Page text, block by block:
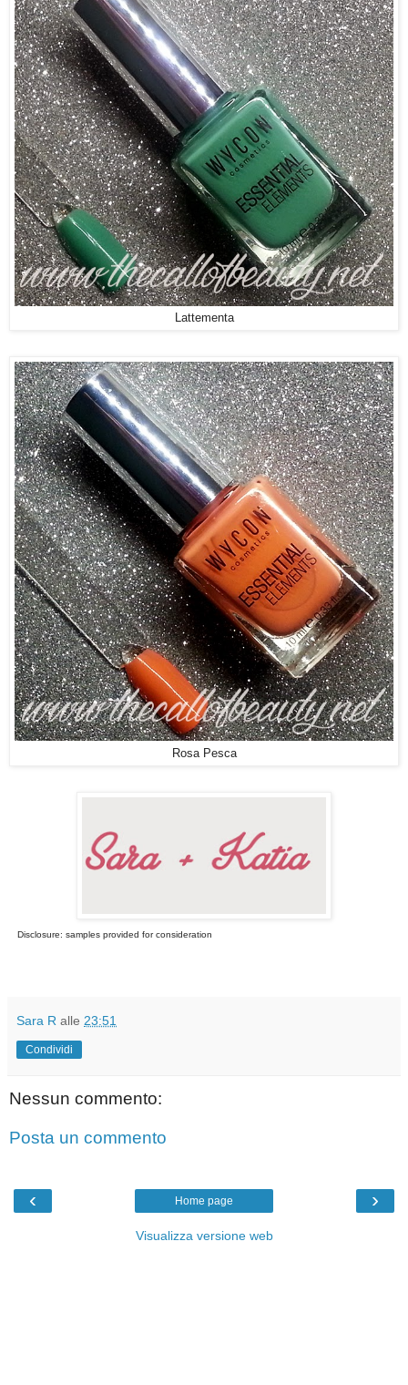
Lattementa
Rosa Pesca
Disclosure: samples provided for consideration
Sara R alle 23:51
Condividi
Nessun commento:
Posta un commento
‹ ›
Home page
Visualizza versione web